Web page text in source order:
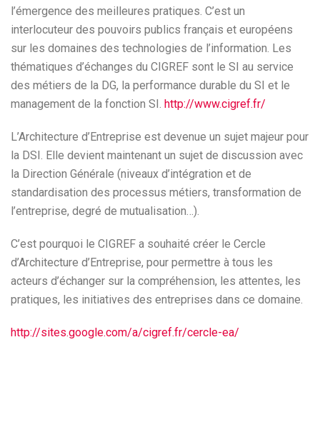
l’émergence des meilleures pratiques. C’est un
interlocuteur des pouvoirs publics français et européens
sur les domaines des technologies de l’information. Les
thématiques d’échanges du CIGREF sont le SI au service
des métiers de la DG, la performance durable du SI et le
management de la fonction SI. http://www.cigref.fr/
L’Architecture d’Entreprise est devenue un sujet majeur pour
la DSI. Elle devient maintenant un sujet de discussion avec
la Direction Générale (niveaux d’intégration et de
standardisation des processus métiers, transformation de
l’entreprise, degré de mutualisation…).
C’est pourquoi le CIGREF a souhaité créer le Cercle
d’Architecture d’Entreprise, pour permettre à tous les
acteurs d’échanger sur la compréhension, les attentes, les
pratiques, les initiatives des entreprises dans ce domaine.
http://sites.google.com/a/cigref.fr/cercle-ea/